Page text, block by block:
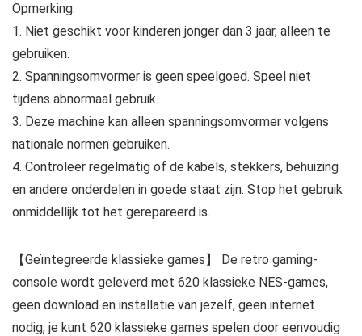
Opmerking:
1. Niet geschikt voor kinderen jonger dan 3 jaar, alleen te
gebruiken.
2. Spanningsomvormer is geen speelgoed. Speel niet
tijdens abnormaal gebruik.
3. Deze machine kan alleen spanningsomvormer volgens
nationale normen gebruiken.
4. Controleer regelmatig of de kabels, stekkers, behuizing
en andere onderdelen in goede staat zijn. Stop het gebruik
onmiddellijk tot het gerepareerd is.
【Geïntegreerde klassieke games】 De retro gaming-
console wordt geleverd met 620 klassieke NES-games,
geen download en installatie van jezelf, geen internet
nodig, je kunt 620 klassieke games spelen door eenvoudig